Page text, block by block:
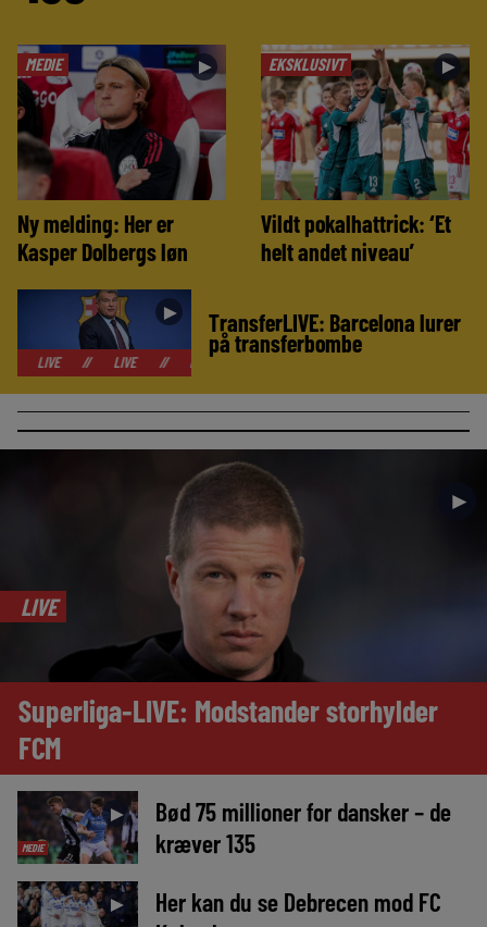
MEDIE ►
Ny melding: Her er
Kasper Dolbergs løn
EKSKLUSIVT ►
Vildt pokalhattrick: ‘Et
helt andet niveau’
►
LIVE LIVE LIVE
TransferLIVE: Barcelona lurer
på transferbombe
►
LIVE
Superliga-LIVE: Modstander storhylder
FCM
MEDIE
►
Bød 75 millioner for dansker – de
kræver 135
►
Her kan du se Debrecen mod FC